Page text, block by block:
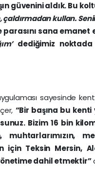
güvenini aldık. Bu
çaldırmadan kullan.
sana emanet
dediğimiz noktada
sayesinde
“Bir başına bu
Bizim 16 bin
muhtarlarımızın,
için Teksin Mersin,
dahil etmektir”